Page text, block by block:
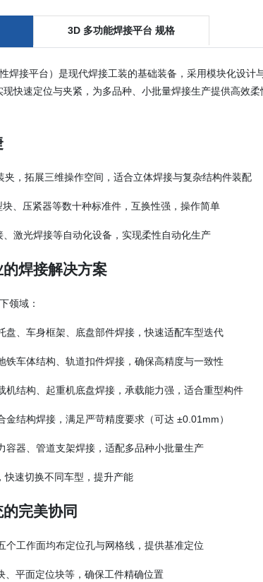
3D 多功能焊接平台 规格
焊接平台）是现代焊接工装的基础装备，采用模块化设计
快速定位与夹紧，为多品种、小批量焊接生产提供高效
，拓展三维操作空间，适合立体焊接与复杂结构件装配
、压紧器等数十种标准件，互换性强，操作简单
激光焊接等自动化设备，实现柔性自动化生产
焊接解决方案
领域：
盘、车身框架、底盘部件焊接，快速适配车型迭代
铁车体结构、轨道扣件焊接，确保高精度与一致性
机结构、起重机底盘焊接，承载能力强，适合重型构件
金结构焊接，满足严苛精度要求（可达 ±0.01mm）
容器、管道支架焊接，适配多品种小批量生产
快速切换不同车型，提升产能
完美协同
个工作面均布定位孔与网格线，提供基准定位
、平面定位块等，确保工件精确位置